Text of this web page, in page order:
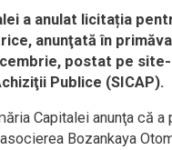
a anulat licitația
anunţată în
postat pe
Publice (SICAP).
Capitalei anunţa că
Bozankaya